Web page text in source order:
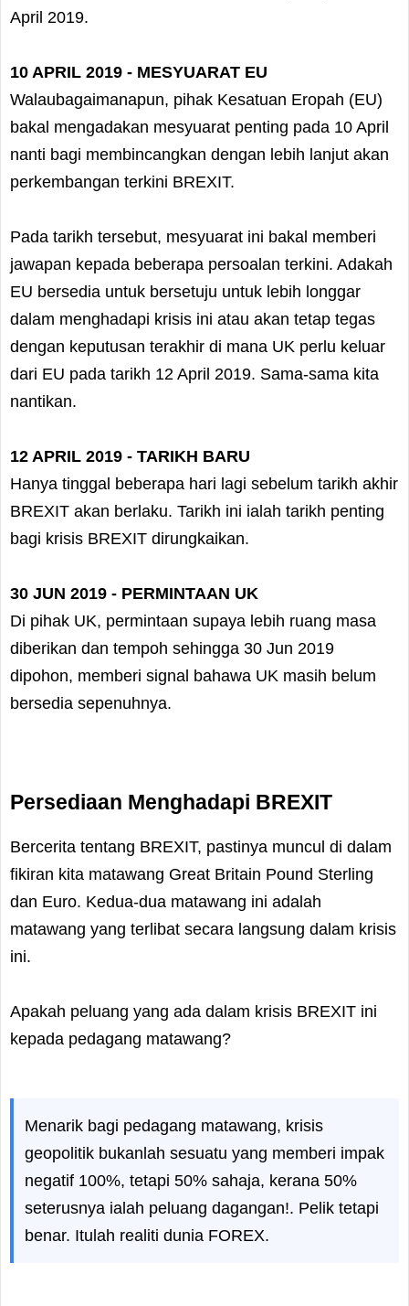
April 2019.
10 APRIL 2019 - MESYUARAT EU
Walaubagaimanapun, pihak Kesatuan Eropah (EU)
bakal mengadakan mesyuarat penting pada 10 April
nanti bagi membincangkan dengan lebih lanjut akan
perkembangan terkini BREXIT.
Pada tarikh tersebut, mesyuarat ini bakal memberi
jawapan kepada beberapa persoalan terkini. Adakah
EU bersedia untuk bersetuju untuk lebih longgar
dalam menghadapi krisis ini atau akan tetap tegas
dengan keputusan terakhir di mana UK perlu keluar
dari EU pada tarikh 12 April 2019. Sama-sama kita
nantikan.
12 APRIL 2019 - TARIKH BARU
Hanya tinggal beberapa hari lagi sebelum tarikh akhir
BREXIT akan berlaku. Tarikh ini ialah tarikh penting
bagi krisis BREXIT dirungkaikan.
30 JUN 2019 - PERMINTAAN UK
Di pihak UK, permintaan supaya lebih ruang masa
diberikan dan tempoh sehingga 30 Jun 2019
dipohon, memberi signal bahawa UK masih belum
bersedia sepenuhnya.
Persediaan Menghadapi BREXIT
Bercerita tentang BREXIT, pastinya muncul di dalam
fikiran kita matawang Great Britain Pound Sterling
dan Euro. Kedua-dua matawang ini adalah
matawang yang terlibat secara langsung dalam krisis
ini.
Apakah peluang yang ada dalam krisis BREXIT ini
kepada pedagang matawang?
Menarik bagi pedagang matawang, krisis
geopolitik bukanlah sesuatu yang memberi impak
negatif 100%, tetapi 50% sahaja, kerana 50%
seterusnya ialah peluang dagangan!. Pelik tetapi
benar. Itulah realiti dunia FOREX.